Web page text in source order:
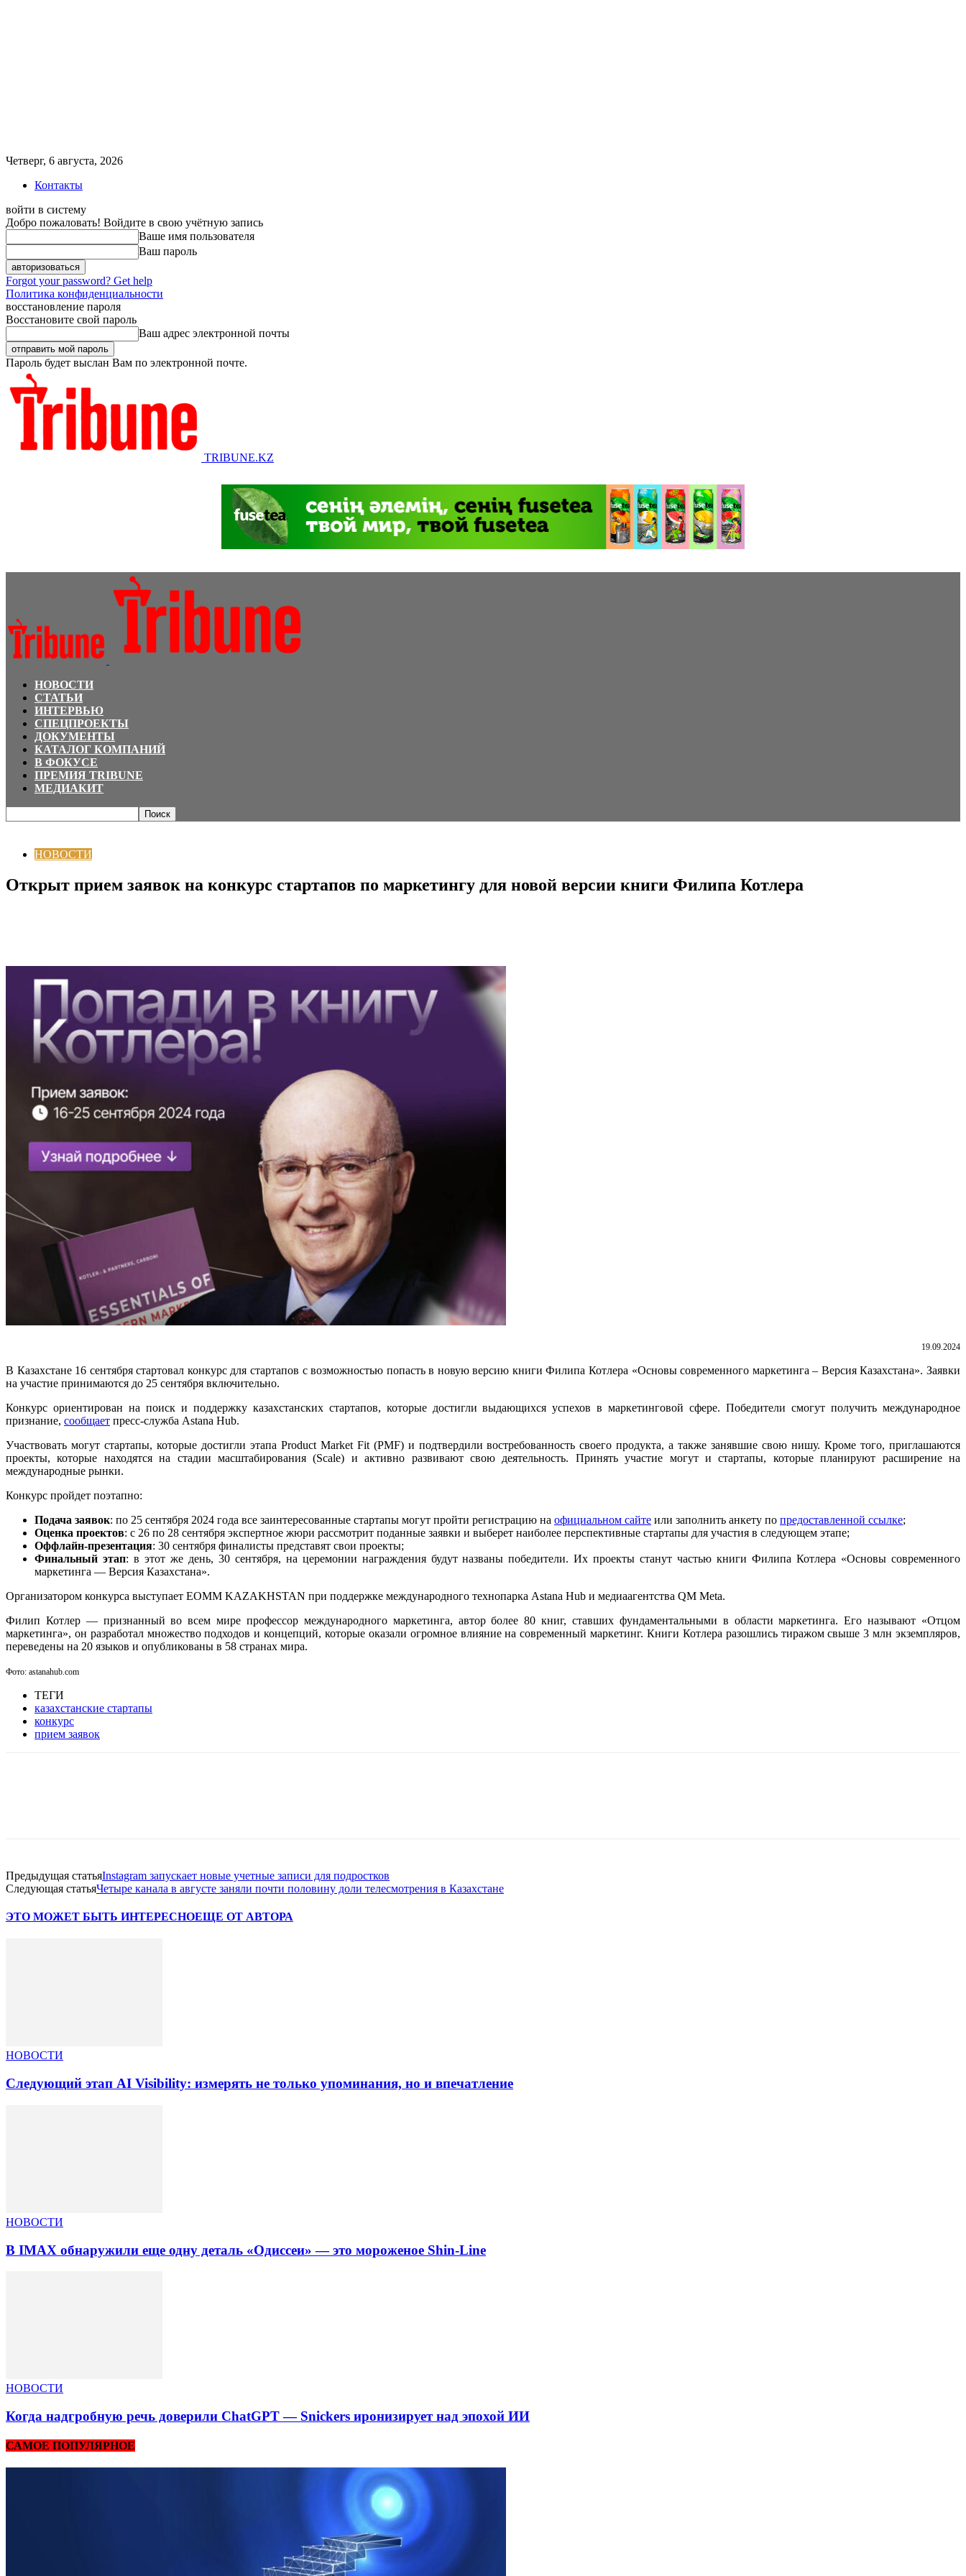
Четверг, 6 августа, 2026
Контакты
войти в систему
Добро пожаловать! Войдите в свою учётную запись
Ваше имя пользователя
Ваш пароль
Forgot your password? Get help
Политика конфиденциальности
восстановление пароля
Восстановите свой пароль
Ваш адрес электронной почты
Пароль будет выслан Вам по электронной почте.
TRIBUNE.KZ
НОВОСТИ
СТАТЬИ
ИНТЕРВЬЮ
СПЕЦПРОЕКТЫ
ДОКУМЕНТЫ
КАТАЛОГ КОМПАНИЙ
В ФОКУСЕ
ПРЕМИЯ TRIBUNE
МЕДИАКИТ
НОВОСТИ
Открыт прием заявок на конкурс стартапов по маркетингу для новой версии книги Филипа Котлера
19.09.2024
В Казахстане 16 сентября стартовал конкурс для стартапов с возможностью попасть в новую версию книги Филипа Котлера «Основы современного маркетинга – Версия Казахстана». Заявки
на участие принимаются до 25 сентября включительно.
Конкурс ориентирован на поиск и поддержку казахстанских стартапов, которые достигли выдающихся успехов в маркетинговой сфере. Победители смогут получить международное
признание, сообщает пресс-служба Astana Hub.
Участвовать могут стартапы, которые достигли этапа Product Market Fit (PMF) и подтвердили востребованность своего продукта, а также занявшие свою нишу. Кроме того, приглашаются
проекты, которые находятся на стадии масштабирования (Scale) и активно развивают свою деятельность. Принять участие могут и стартапы, которые планируют расширение на
международные рынки.
Конкурс пройдет поэтапно:
Подача заявок: по 25 сентября 2024 года все заинтересованные стартапы могут пройти регистрацию на официальном сайте или заполнить анкету по предоставленной ссылке;
Оценка проектов: с 26 по 28 сентября экспертное жюри рассмотрит поданные заявки и выберет наиболее перспективные стартапы для участия в следующем этапе;
Оффлайн-презентация: 30 сентября финалисты представят свои проекты;
Финальный этап: в этот же день, 30 сентября, на церемонии награждения будут названы победители. Их проекты станут частью книги Филипа Котлера «Основы современного
маркетинга — Версия Казахстана».
Организатором конкурса выступает EOMM KAZAKHSTAN при поддержке международного технопарка Astana Hub и медиаагентства QM Meta.
Филип Котлер — признанный во всем мире профессор международного маркетинга, автор более 80 книг, ставших фундаментальными в области маркетинга.Его называют «Отцом
маркетинга», он разработал множество подходов и концепций, которые оказали огромное влияние на современный маркетинг. Книги Котлера разошлись тиражом свыше 3 млн экземпляров,
переведены на 20 языков и опубликованы в 58 странах мира.
Фото: astanahub.com
ТЕГИ
казахстанские стартапы
конкурс
прием заявок
Предыдущая статьяInstagram запускает новые учетные записи для подростков
Следующая статьяЧетыре канала в августе заняли почти половину доли телесмотрения в Казахстане
ЭТО МОЖЕТ БЫТЬ ИНТЕРЕСНОЕЩЕ ОТ АВТОРА
НОВОСТИ
Следующий этап AI Visibility: измерять не только упоминания, но и впечатление
НОВОСТИ
В IMAX обнаружили еще одну деталь «Одиссеи» — это мороженое Shin-Line
НОВОСТИ
Когда надгробную речь доверили ChatGPT — Snickers иронизирует над эпохой ИИ
САМОЕ ПОПУЛЯРНОЕ